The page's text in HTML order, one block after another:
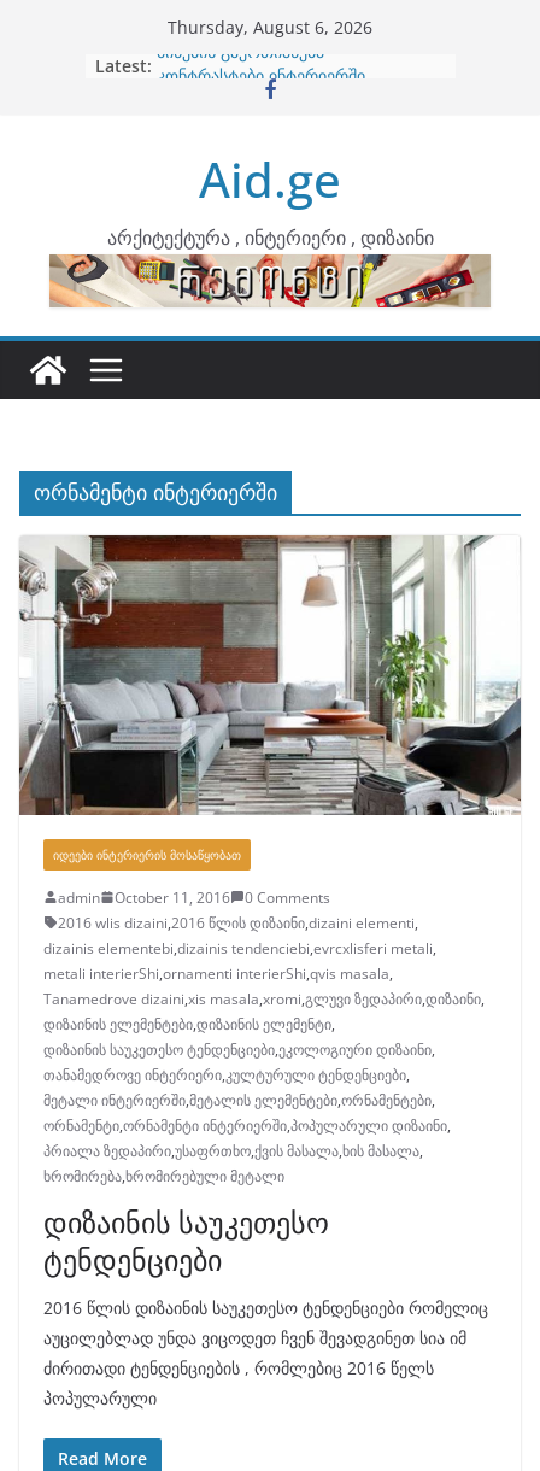
Thursday, August 6, 2026
Latest: ბინების გაერთიანება
კონტრასტები ინტერიერში
ინტერიერის დიზიანი
არტემიდი წარმოგიდგენთ
Aid.ge
არქიტექტურა , ინტერიერი , დიზაინი
ორნამენტი ინტერიერში
ᲘᲓᲔᲔᲑᲘ ᲘᲜᲢᲔᲠᲘᲔᲠᲘᲡ ᲛᲝᲡᲐᲬᲧᲝᲑᲐᲗ
admin October 11, 2016
0 Comments
2016 wlis dizaini,2016 წლის დიზაინი,dizaini elementi,
dizainis elementebi,dizainis tendenciebi,evrcxlisferi metali,
metali interierShi,ornamenti interierShi,qvis masala,
Tanamedrove dizaini,xis masala,xromi,გლუვი ზედაპირი,დიზაინი,
დიზაინის ელემენტები,დიზაინის ელემენტი,
დიზაინის საუკეთესო ტენდენციები,ეკოლოგიური დიზაინი,
თანამედროვე ინტერიერი,კულტურული ტენდენციები,
მეტალი ინტერიერში,მეტალის ელემენტები,ორნამენტები,
ორნამენტი,ორნამენტი ინტერიერში,პოპულარული დიზაინი,
პრიალა ზედაპირი,უსაფრთხო,ქვის მასალა,ხის მასალა,
ხრომირება,ხრომირებული მეტალი
დიზაინის საუკეთესო
ტენდენციები
2016 წლის დიზაინის საუკეთესო ტენდენციები რომელიც
აუცილებლად უნდა ვიცოდეთ ჩვენ შევადგინეთ სია იმ
ძირითადი ტენდენციების , რომლებიც 2016 წელს
პოპულარული
Read More